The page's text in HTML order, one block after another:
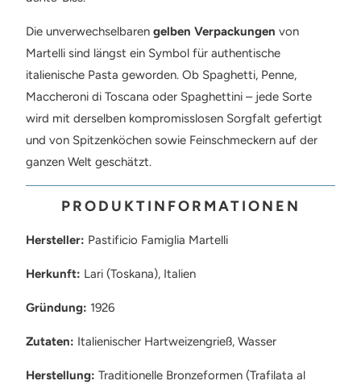
Die unverwechselbaren gelben Verpackungen von
Martelli sind längst ein Symbol für authentische
italienische Pasta geworden. Ob Spaghetti, Penne,
Maccheroni di Toscana oder Spaghettini – jede Sorte
wird mit derselben kompromisslosen Sorgfalt gefertigt
und von Spitzenköchen sowie Feinschmeckern auf der
ganzen Welt geschätzt.
PRODUKTINFORMATIONEN
Hersteller: Pastificio Famiglia Martelli
Herkunft: Lari (Toskana), Italien
Gründung: 1926
Zutaten: Italienischer Hartweizengrieß, Wasser
Herstellung: Traditionelle Bronzeformen (Trafilata al